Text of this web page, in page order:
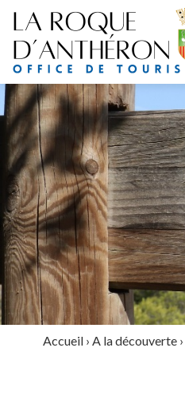
Accueil› A la découverte›